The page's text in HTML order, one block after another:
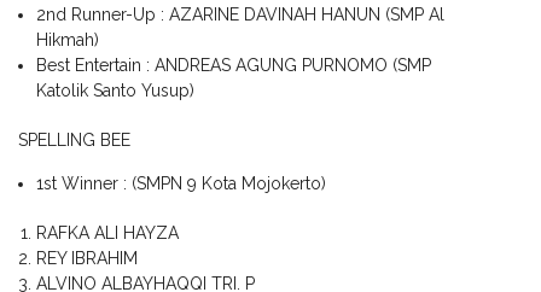
2nd Runner-Up : AZARINE DAVINAH HANUN (SMP Al
Hikmah)
Best Entertain : ANDREAS AGUNG PURNOMO (SMP
Katolik Santo Yusup)
SPELLING BEE
1st Winner : (SMPN 9 Kota Mojokerto)
RAFKA ALI HAYZA
REY IBRAHIM
ALVINO ALBAYHAQQI TRI. P